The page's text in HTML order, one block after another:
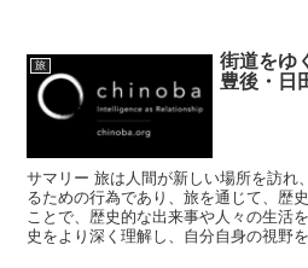
旅
街道をゆ
豊後・日
サマリー 旅は人間が新しい場所を訪れ
るための行為であり、旅を通じて、歴
ことで、歴史的な出来事や人々の生活
史をより深く理解し、自分自身の視野